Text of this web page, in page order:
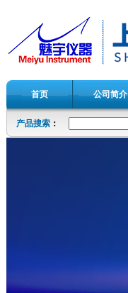
首页 公司简介
产品搜索 ：